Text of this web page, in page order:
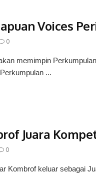
Voices
0
memimpin
...
Juara
0
Kombrof keluar sebagai